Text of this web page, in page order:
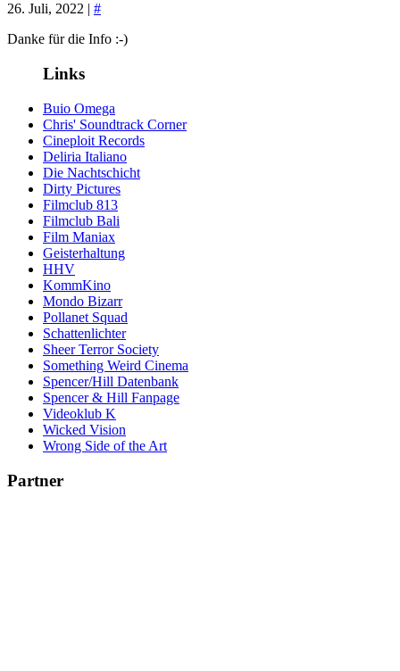
26. Juli, 2022 | #
Danke für die Info :-)
Links
Buio Omega
Chris' Soundtrack Corner
Cineploit Records
Deliria Italiano
Die Nachtschicht
Dirty Pictures
Filmclub 813
Filmclub Bali
Film Maniax
Geisterhaltung
HHV
KommKino
Mondo Bizarr
Pollanet Squad
Schattenlichter
Sheer Terror Society
Something Weird Cinema
Spencer/Hill Datenbank
Spencer & Hill Fanpage
Videoklub K
Wicked Vision
Wrong Side of the Art
Partner